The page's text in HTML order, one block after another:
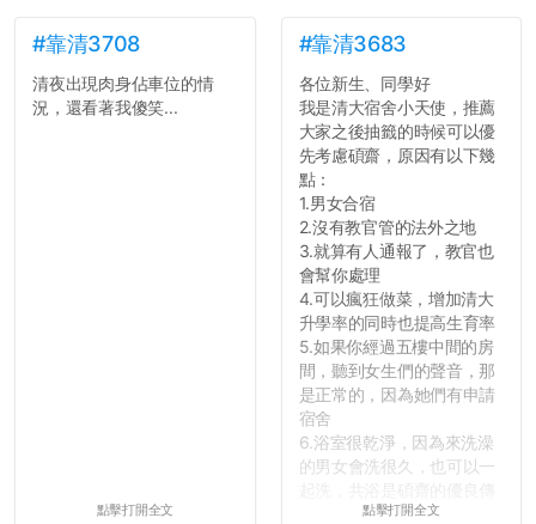
#靠清3708
清夜出現肉身佔車位的情
況，還看著我傻笑...
點擊打開全文
#靠清3683
各位新生、同學好
我是清大宿舍小天使，推薦
大家之後抽籤的時候可以優
先考慮碩齋，原因有以下幾
點：
1.男女合宿
2.沒有教官管的法外之地
3.就算有人通報了，教官也
會幫你處理
4.可以瘋狂做菜，增加清大
升學率的同時也提高生育率
5.如果你經過五樓中間的房
間，聽到女生們的聲音，那
是正常的，因為她們有申請
宿舍
6.浴室很乾淨，因為來洗澡
的男女會洗很久，也可以一
點擊打開全文